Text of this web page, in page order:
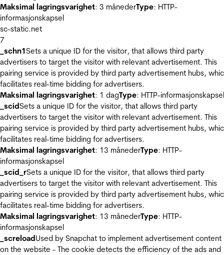
Maksimal lagringsvarighet: 3 månederType: HTTP-
informasjonskapsel
sc-static.net
7
_schn1Sets a unique ID for the visitor, that allows third party
advertisers to target the visitor with relevant advertisement. This
pairing service is provided by third party advertisement hubs,
facilitates real-time bidding for advertisers.
Maksimal lagringsvarighet: 1 dagType: HTTP-informasjonskapsel
_scidSets a unique ID for the visitor, that allows third party
advertisers to target the visitor with relevant advertisement. This
pairing service is provided by third party advertisement hubs,
facilitates real-time bidding for advertisers.
Maksimal lagringsvarighet: 13 månederType: HTTP-
informasjonskapsel
_scid_rSets a unique ID for the visitor, that allows third party
advertisers to target the visitor with relevant advertisement. This
pairing service is provided by third party advertisement hubs,
facilitates real-time bidding for advertisers.
Maksimal lagringsvarighet: 13 månederType: HTTP-
informasjonskapsel
_screloadUsed by Snapchat to implement advertisement content
on the website - The cookie detects the efficiency of the ads and